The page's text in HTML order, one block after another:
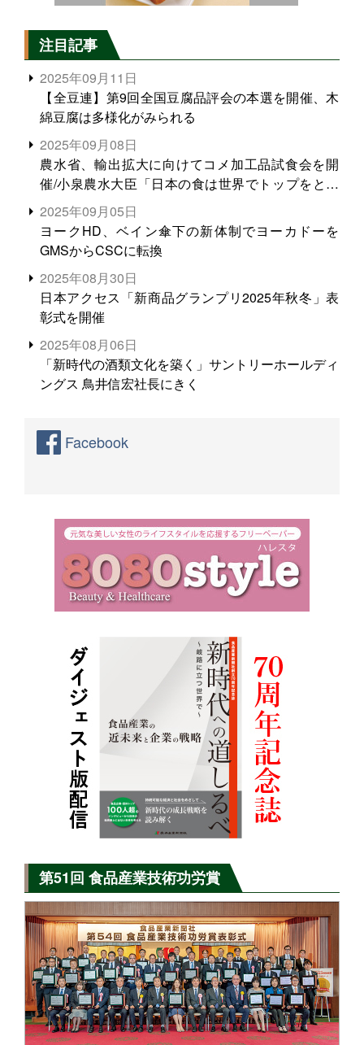
注目記事
2025年09月11日
【全豆連】第9回全国豆腐品評会の本選を開催、木
綿豆腐は多様化がみられる
2025年09月08日
農水省、輸出拡大に向けてコメ加工品試食会を開
催/小泉農水大臣「日本の食は世界でトップをとれ
る。米増産に向けて、米輸出需要の拡大を」
2025年09月05日
ヨークHD、ベイン傘下の新体制でヨーカドーを
GMSからCSCに転換
2025年08月30日
日本アクセス「新商品グランプリ2025年秋冬」表
彰式を開催
2025年08月06日
「新時代の酒類文化を築く」サントリーホールディ
ングス 鳥井信宏社長にきく
Facebook
第51回 食品産業技術功労賞